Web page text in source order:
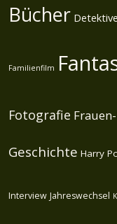
Bücher Detektive
Familienfilm
Fotografie
Geschichte Harry
Interview Jahreswechsel